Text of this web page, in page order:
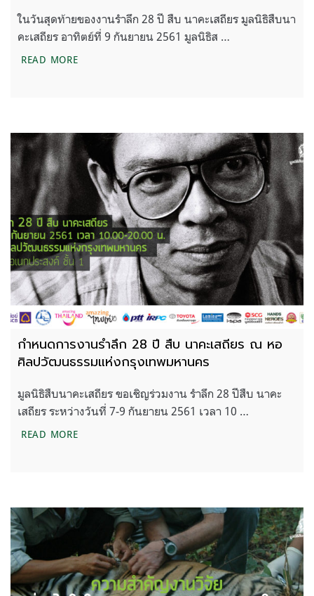
ในวันสุดท้ายของงานรำลึก 28 ปี สืบ นาคะเสถียร มูลนิธิสืบนา
คะเสถียร อาทิตย์ที่ 9 กันยายน 2561 มูลนิธิส …
READ MOREรำลึก 28 ปี สืบ นาคะเสถียร : รายงานสถานการณ์สิ่ง
กำหนดการงานรำลึก 28 ปี สืบ นาคะเสถียร ณ หอ
ศิลปวัฒนธรรมแห่งกรุงเทพมหานคร
มูลนิธิสืบนาคะเสถียร ขอเชิญร่วมงาน รําลึก 28 ปีสืบ นาคะ
เสถียร ระหว่างวันที่ 7-9 กันยายน 2561 เวลา 10 …
READ MOREกำหนดการงานรำลึก 28 ปี สืบ นาคะเสถียร ณ หอศิล